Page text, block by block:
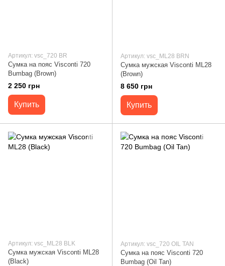
Артикул: vsc_720 BR
Сумка на пояс Visconti 720
Bumbag (Brown)
2 250 грн
Купить
Артикул: vsc_ML28 BRN
Сумка мужская Visconti ML28
(Brown)
8 650 грн
Купить
Артикул: vsc_ML28 BLK
Сумка мужская Visconti ML28
(Black)
Артикул: vsc_720 OIL TAN
Сумка на пояс Visconti 720
Bumbag (Oil Tan)